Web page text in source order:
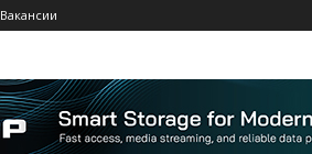
Вакансии